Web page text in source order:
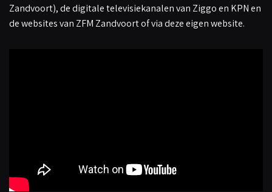
Zandvoort), de digitale televisiekanalen van Ziggo en KPN en
de websites van ZFM Zandvoort of via deze eigen website.